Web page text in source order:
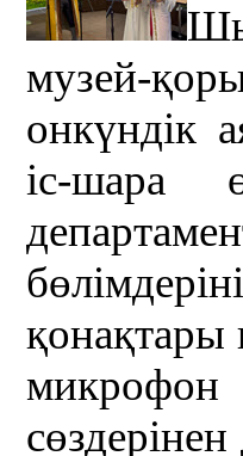
музей-
онкүндік
іс-шара